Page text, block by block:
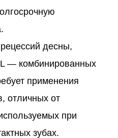
десны,
— комбинированных
применения
отличных от
при
зубах.